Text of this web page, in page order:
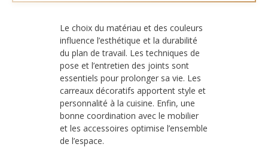
Le choix du matériau et des couleurs
influence l’esthétique et la durabilité
du plan de travail. Les techniques de
pose et l’entretien des joints sont
essentiels pour prolonger sa vie. Les
carreaux décoratifs apportent style et
personnalité à la cuisine. Enfin, une
bonne coordination avec le mobilier
et les accessoires optimise l’ensemble
de l’espace.